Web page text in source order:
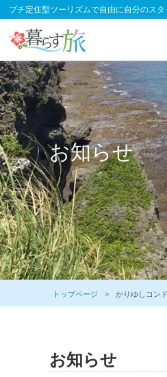
プチ定住型ツーリズムで自由に自分のスタ
お知らせ
トップページ かりゆしコン
お知らせ